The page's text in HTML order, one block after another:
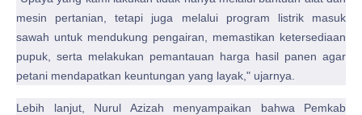
mesin pertanian, tetapi juga melalui program listrik masuk
sawah untuk mendukung pengairan, memastikan ketersediaan
pupuk, serta melakukan pemantauan harga hasil panen agar
petani mendapatkan keuntungan yang layak," ujarnya.
Lebih lanjut, Nurul Azizah menyampaikan bahwa Pemkab